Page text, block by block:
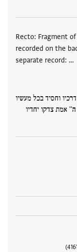
Recto: Fragment
recorded on the
separate record: …
וחסיד בכל מעשיו
אמת צדקו יחדיו